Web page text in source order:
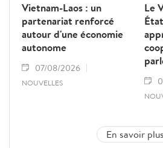
Vietnam-Laos : un
partenariat renforcé
autour d'une économie
autonome
07/08/2026
NOUVELLES
Le
En savoir plus